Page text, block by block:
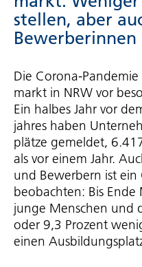
stellen, aber
Die Corona-
markt in NRW vor
Ein halbes Jahr vor
jahres haben
plätze gemeldet,
als vor einem Jahr.
und Bewerbern ist
beobachten: Bis
junge Menschen und
oder 9,3 Prozent
einen